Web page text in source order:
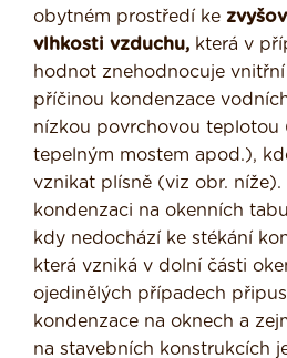
obytném prostředí ke
vlhkosti vzduchu, která v
hodnot znehodnocuje
příčinou kondenzace
nízkou povrchovou teplotou
tepelným mostem apod.),
vznikat plísně (viz obr.
kondenzaci na okenních
kdy nedochází ke stékání
která vzniká v dolní části
ojedinělých případech
kondenzace na oknech a
na stavebních konstrukcích